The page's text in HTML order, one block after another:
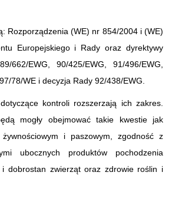
Rozporządzenia (WE) nr 854/2004 i (WE)
Europejskiego i Rady oraz dyrektywy
662/EWG, 90/425/EWG, 91/496/EWG,
78/WE i decyzja Rady 92/438/EWG.
kontroli rozszerzają ich zakres.
mogły obejmować takie kwestie jak
i paszowym, zgodność z
ubocznych produktów pochodzenia
i dobrostan zwierząt oraz zdrowie roślin i